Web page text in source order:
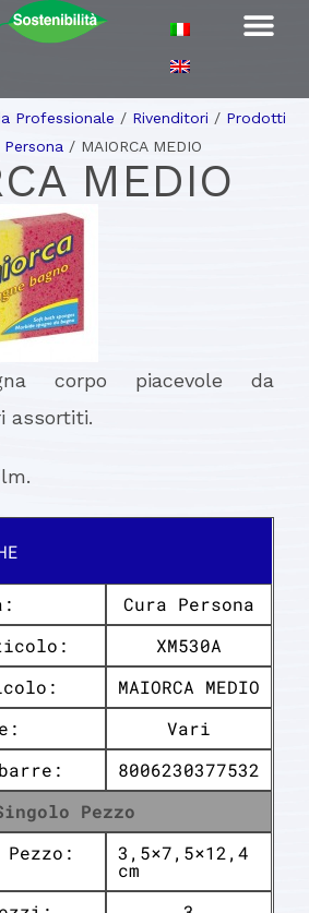
Professionale / Rivenditori / Prodotti
Persona / MAIORCA MEDIO
MEDIO
corpo piacevole da
assortiti.
Cura Persona
XM530A
MAIORCA MEDIO
Vari
8006230377532
Pezzo
3,5×7,5×12,4
cm